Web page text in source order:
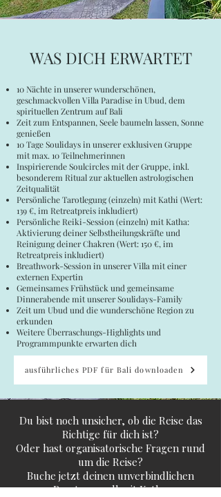
WAS DICH ERWARTET
10 Nächte in unserer wunderschönen,
geschmackvollen Villa Paradise in Ubud, dem
spirituellen Zentrum auf Bali
Zeit zum Entspannen, Seele baumeln lassen, Sonne
genießen
10 Tage Soulidays in unserer exklusiven Gruppe
mit max. 10 Teilnehmerinnen
Inspirierende Soulcircles mit der Gruppe, inkl.
besonderem Ritual zur aktuellen astrologischen
Zeitqualität
Persönliche Tarotlegung (einzeln) mit Kathi (Wert:
139 €, im Retreatpreis inkludiert)
Persönliche Reiki-Session (einzeln) mit Katha:
Aktivierung deiner Selbstheilungskräfte und
Reinigung deiner Chakren (Wert: 150 €, im
Retreatpreis inkludiert)
Breathwork-Session in unserer Villa mit einer
externen Expertin
Gemeinsames Frühstück und gemeinsame
Dinnerabende mit unserer Soulidays-Family
Zeit um Ubud und die wunderschöne Region zu
erkunden
Weitere Überraschungs-Highlights und
Programmpunkte erwarten dich
ausführliches PDF für Bali downloaden
Du bist noch unsicher, ob die Reise das
Richtige für dich ist?
Oder hast organisatorische Fragen rund
um die Reise?
Buche jetzt deinen unverbindlichen
Beratungscall mit Katha.